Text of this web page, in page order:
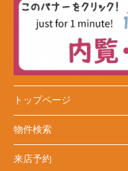
トップページ
物件検索
来店予約